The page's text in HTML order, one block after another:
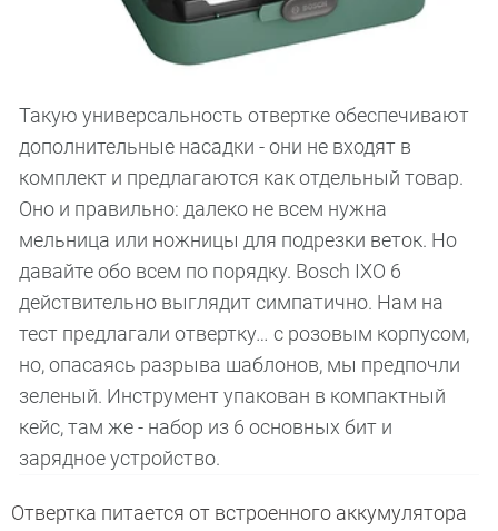
Такую универсальность отвертке обеспечивают
дополнительные насадки - они не входят в
комплект и предлагаются как отдельный товар.
Оно и правильно: далеко не всем нужна
мельница или ножницы для подрезки веток. Но
давайте обо всем по порядку. Bosch IXO 6
действительно выглядит симпатично. Нам на
тест предлагали отвертку… с розовым корпусом,
но, опасаясь разрыва шаблонов, мы предпочли
зеленый. Инструмент упакован в компактный
кейс, там же - набор из 6 основных бит и
зарядное устройство.
Отвертка питается от встроенного аккумулятора